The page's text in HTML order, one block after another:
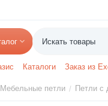
Каталоги Заказ из
Мебельные петли / Петли с